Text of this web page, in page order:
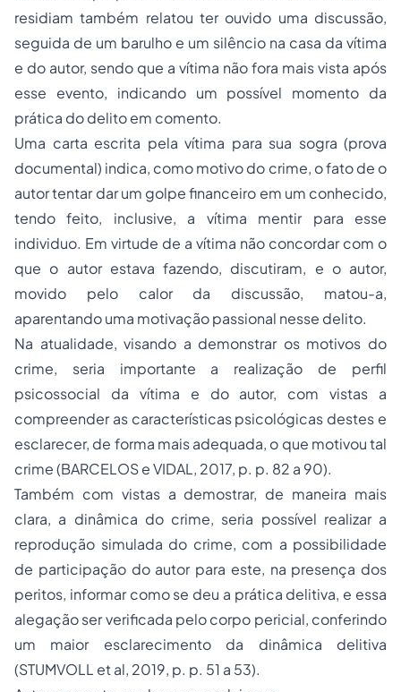
residiam também relatou ter ouvido uma discussão,
seguida de um barulho e um silêncio na casa da vítima
e do autor, sendo que a vítima não fora mais vista após
esse evento, indicando um possível momento da
prática do delito em comento.
Uma carta escrita pela vítima para sua sogra (prova
documental) indica, como motivo do crime, o fato de o
autor tentar dar um golpe financeiro em um conhecido,
tendo feito, inclusive, a vítima mentir para esse
individuo. Em virtude de a vítima não concordar com o
que o autor estava fazendo, discutiram, e o autor,
movido pelo calor da discussão, matou-a,
aparentando uma motivação passional nesse delito.
Na atualidade, visando a demonstrar os motivos do
crime, seria importante a realização de perfil
psicossocial da vítima e do autor, com vistas a
compreender as características psicológicas destes e
esclarecer, de forma mais adequada, o que motivou tal
crime (BARCELOS e VIDAL, 2017, p. p. 82 a 90).
Também com vistas a demostrar, de maneira mais
clara, a dinâmica do crime, seria possível realizar a
reprodução simulada do crime, com a possibilidade
de participação do autor para este, na presença dos
peritos, informar como se deu a prática delitiva, e essa
alegação ser verificada pelo corpo pericial, conferindo
um maior esclarecimento da dinâmica delitiva
(STUMVOLL et al, 2019, p. p. 51 a 53).